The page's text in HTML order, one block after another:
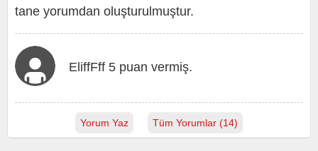
tane yorumdan oluşturulmuştur.
EliffFff 5 puan vermiş.
Yorum Yaz Tüm Yorumlar (14)